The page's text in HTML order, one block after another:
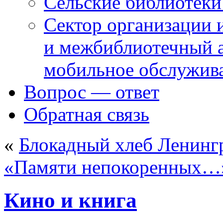
Сектор организации
и межбиблиотечный
мобильное
Вопрос — ответ
Обратная связь
« Блокадный хлеб
«Памяти
Кино и книга